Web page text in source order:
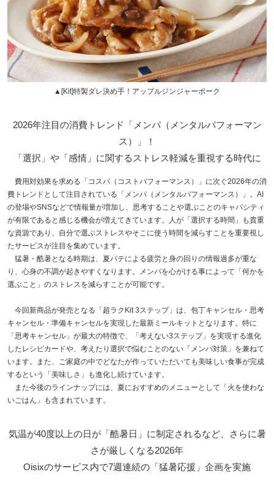
▲[Kit]特製ダレ決め手！アップルジンジャーポーク
2026年注目の消費トレンド「メンパ（メンタルパフォーマン
ス）」！
「選択」や「感情」に関するストレス軽減を重視する時代に
費用対効果を求める「コスパ（コストパフォーマンス）」に次ぐ2026年の消
費トレンドとして注目されている「メンパ（メンタルパフォーマンス）」。AI
の登場やSNSなどで情報量が増加し、思考することや選ぶことのキャパシティ
が有限であると感じる機会が増えてきています。人が「選択する時間」も貴重
な資源であり、自分で選ぶストレスやそこに使う時間を減らすことを重要視し
たサービスが注目を集めています。
猛暑・酷暑となる時期は、夏バテによる疲労と身の回りの情報過多が重な
り、心身の不調が起きやすくなります。メンパを心がける事によって「何かを
選ぶこと」のストレスを減らすことが可能です。
今回新商品が発売となる「超ラクKit 3ステップ」は、包丁キャンセル・思考
キャンセル・準備キャンセルを実現した最新ミールキットとなります。特に
「思考キャンセル」が最大の特徴で、「考えない3ステップ」を実現する進化
したレシピカードや、考えたり選択で悩むことのない「メンパ対策」を兼ねて
います。また、ご家庭の中でどなたが作っていただいても美味しい食事が完成
するという「美味しさ」も進化し続けています。
また今後のラインナップには、夏におすすめのメニューとして「火を使わな
いごはん」も含まれています。
気温が40度以上の日が「酷暑日」に制定されるなど、さらに暑
さが厳しくなる2026年
Oisixのサービス内で7週連続の「猛暑応援」企画を実施